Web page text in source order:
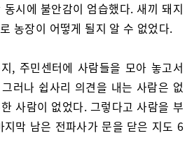
시에 불안감이 엄습했다. 새끼 돼지
농장이 어떻게 될지 알 수 없었다.
, 주민센터에 사람들을 모아 놓고서
러나 쉽사리 의견을 내는 사람은 없
사람이 없었다. 그렇다고 사람을 부
막 남은 전파사가 문을 닫은 지도 6